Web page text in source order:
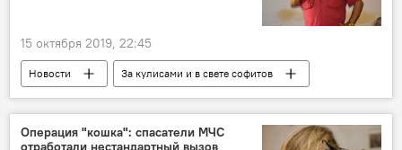
15 октября 2019, 22:45
Новости
За кулисами и в свете софитов
Азербайджан
Россия
Культура
ЖИЗНЬ
Фотограф
мастер-класс
Операция "кошка": спасатели МЧС
отработали нестандартный вызов